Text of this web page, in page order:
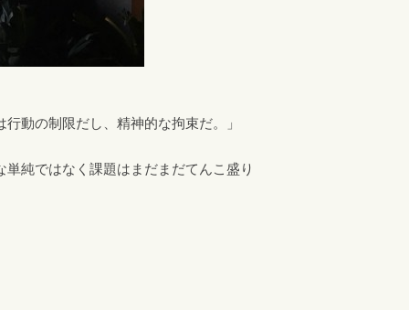
動の制限だし、精神的な拘束だ。」
純ではなく課題はまだまだてんこ盛り